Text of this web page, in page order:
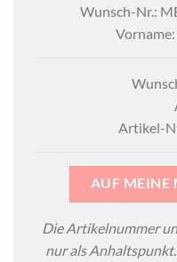
Wunsch-Nr.:
Vorname:
Artikel-
AUF MEINE
Die Artikelnummer
nur als